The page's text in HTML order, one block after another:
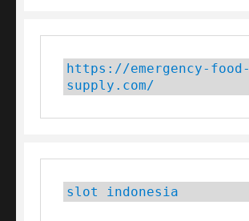
https://emergency-food-
supply.com/
slot indonesia